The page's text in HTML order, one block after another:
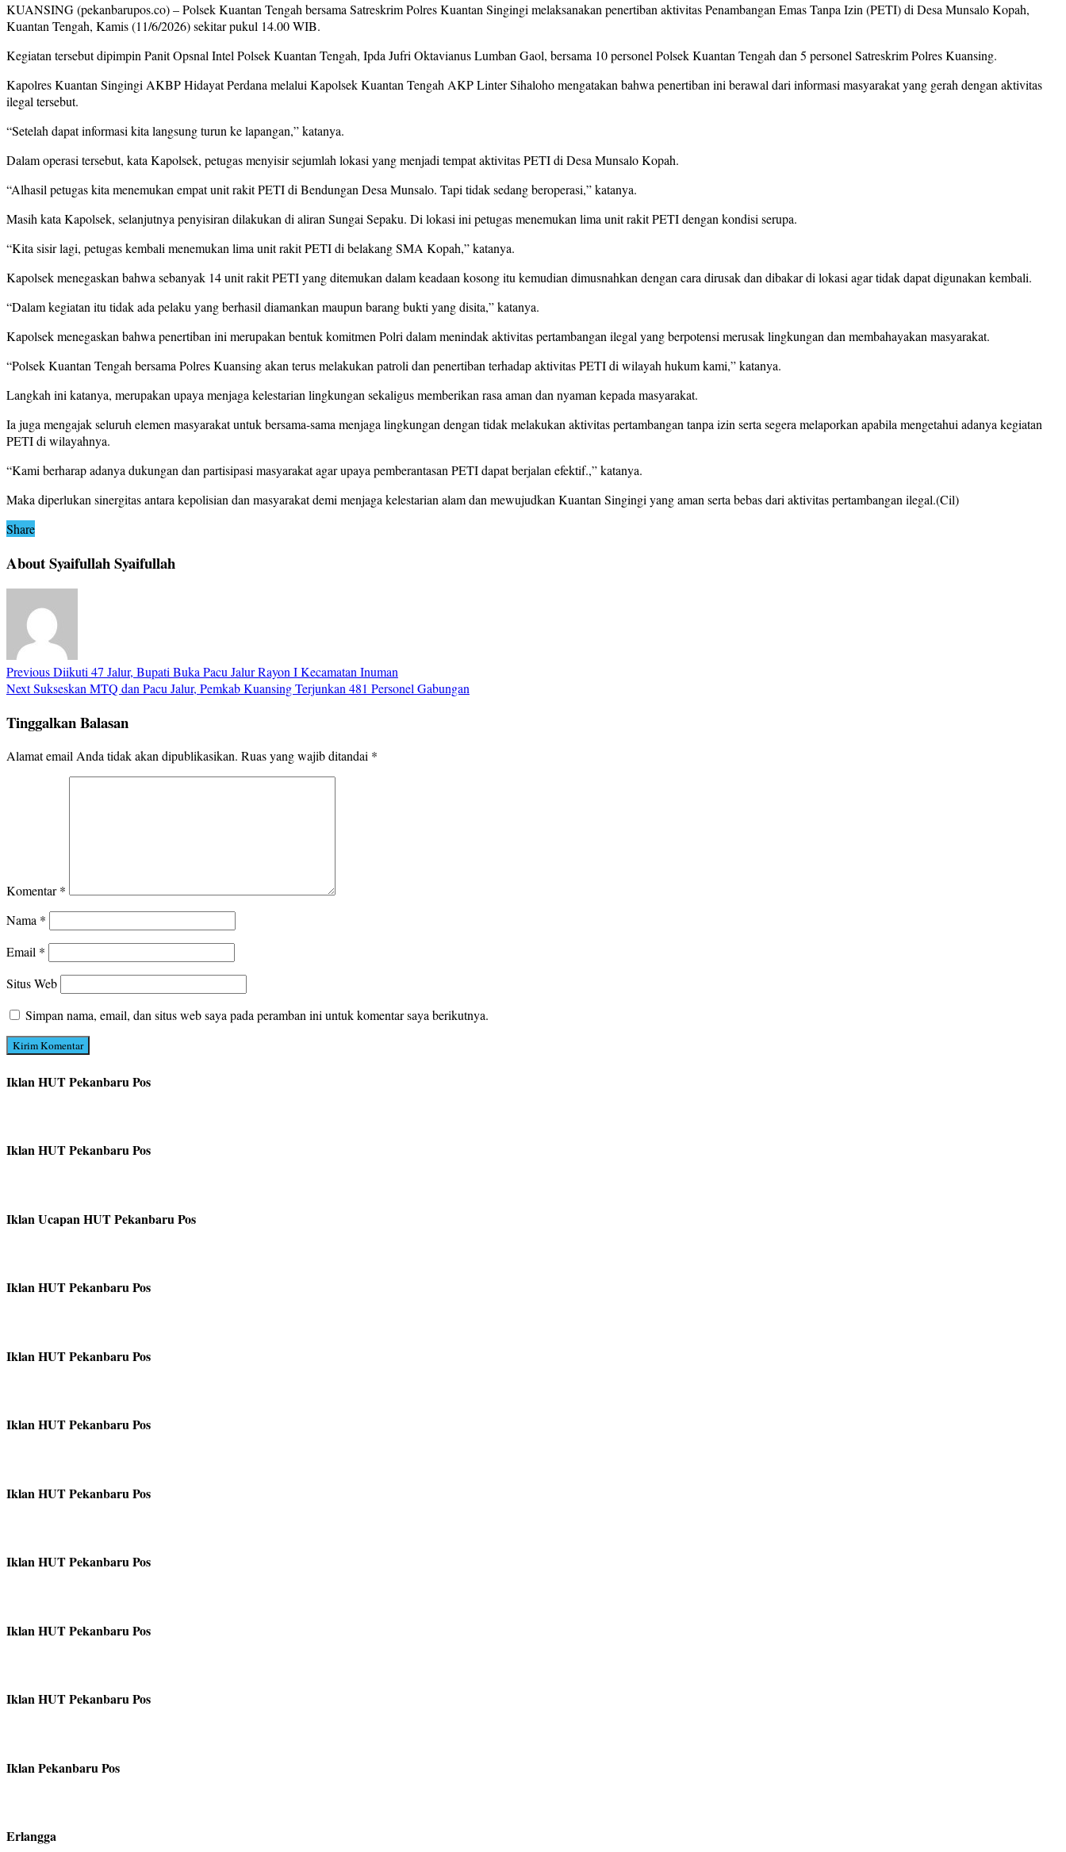
KUANSING (pekanbarupos.co) – Polsek Kuantan Tengah bersama Satreskrim Polres Kuantan Singingi melaksanakan penertiban aktivitas Penambangan Emas Tanpa Izin (PETI) di Desa Munsalo Kopah,
Kuantan Tengah, Kamis (11/6/2026) sekitar pukul 14.00 WIB.
Kegiatan tersebut dipimpin Panit Opsnal Intel Polsek Kuantan Tengah, Ipda Jufri Oktavianus Lumban Gaol, bersama 10 personel Polsek Kuantan Tengah dan 5 personel Satreskrim Polres Kuansing.
Kapolres Kuantan Singingi AKBP Hidayat Perdana melalui Kapolsek Kuantan Tengah AKP Linter Sihaloho mengatakan bahwa penertiban ini berawal dari informasi masyarakat yang gerah dengan aktivitas
ilegal tersebut.
“Setelah dapat informasi kita langsung turun ke lapangan,” katanya.
Dalam operasi tersebut, kata Kapolsek, petugas menyisir sejumlah lokasi yang menjadi tempat aktivitas PETI di Desa Munsalo Kopah.
“Alhasil petugas kita menemukan empat unit rakit PETI di Bendungan Desa Munsalo. Tapi tidak sedang beroperasi,” katanya.
Masih kata Kapolsek, selanjutnya penyisiran dilakukan di aliran Sungai Sepaku. Di lokasi ini petugas menemukan lima unit rakit PETI dengan kondisi serupa.
“Kita sisir lagi, petugas kembali menemukan lima unit rakit PETI di belakang SMA Kopah,” katanya.
Kapolsek menegaskan bahwa sebanyak 14 unit rakit PETI yang ditemukan dalam keadaan kosong itu kemudian dimusnahkan dengan cara dirusak dan dibakar di lokasi agar tidak dapat digunakan kembali.
“Dalam kegiatan itu tidak ada pelaku yang berhasil diamankan maupun barang bukti yang disita,” katanya.
Kapolsek menegaskan bahwa penertiban ini merupakan bentuk komitmen Polri dalam menindak aktivitas pertambangan ilegal yang berpotensi merusak lingkungan dan membahayakan masyarakat.
“Polsek Kuantan Tengah bersama Polres Kuansing akan terus melakukan patroli dan penertiban terhadap aktivitas PETI di wilayah hukum kami,” katanya.
Langkah ini katanya, merupakan upaya menjaga kelestarian lingkungan sekaligus memberikan rasa aman dan nyaman kepada masyarakat.
Ia juga mengajak seluruh elemen masyarakat untuk bersama-sama menjaga lingkungan dengan tidak melakukan aktivitas pertambangan tanpa izin serta segera melaporkan apabila mengetahui adanya kegiatan
PETI di wilayahnya.
“Kami berharap adanya dukungan dan partisipasi masyarakat agar upaya pemberantasan PETI dapat berjalan efektif.,” katanya.
Maka diperlukan sinergitas antara kepolisian dan masyarakat demi menjaga kelestarian alam dan mewujudkan Kuantan Singingi yang aman serta bebas dari aktivitas pertambangan ilegal.(Cil)
Share
About Syaifullah Syaifullah
PreviousDiikuti 47 Jalur, Bupati Buka Pacu Jalur Rayon I Kecamatan Inuman
NextSukseskan MTQ dan Pacu Jalur, Pemkab Kuansing Terjunkan 481 Personel Gabungan
Tinggalkan Balasan
Alamat email Anda tidak akan dipublikasikan. Ruas yang wajib ditandai *
Komentar*
Nama *
Email *
Situs Web
Simpan nama, email, dan situs web saya pada peramban ini untuk komentar saya berikutnya.
Iklan HUT Pekanbaru Pos
Iklan HUT Pekanbaru Pos
Iklan Ucapan HUT Pekanbaru Pos
Iklan HUT Pekanbaru Pos
Iklan HUT Pekanbaru Pos
Iklan HUT Pekanbaru Pos
Iklan HUT Pekanbaru Pos
Iklan HUT Pekanbaru Pos
Iklan HUT Pekanbaru Pos
Iklan HUT Pekanbaru Pos
Iklan Pekanbaru Pos
Erlangga